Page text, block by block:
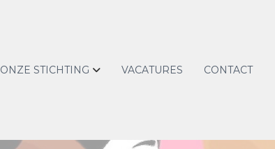
ONZE STICHTING VACATURES CONTACT